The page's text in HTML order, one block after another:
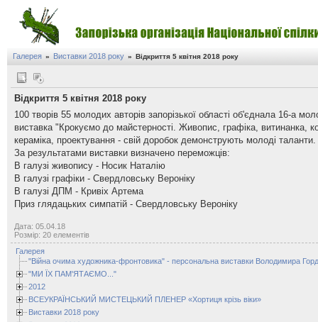
Галерея » Виставки 2018 року » Відкриття 5 квітня 2018 року
Відкриття 5 квітня 2018 року
100 творів 55 молодих авторів запорізької області об'єднала 16-а
виставка "Крокуємо до майстерності. Живопис, графіка, витинанка,
кераміка, проектування - свій доробок демонструють молоді таланти.
За результатами виставки визначено переможців:
В галузі живопису - Носик Наталію
В галузі графіки - Свердловську Вероніку
В галузі ДПМ - Кривіх Артема
Приз глядацьких симпатій - Свердловську Вероніку
Дата: 05.04.18
Розмір: 20 елементів
Галерея
"Війна очима художника-фронтовика" - персональна виставки Володимира
"МИ ЇХ ПАМ'ЯТАЄМО..."
2012
ВСЕУКРАЇНСЬКИЙ МИСТЕЦЬКИЙ ПЛЕНЕР «Хортиця крізь віки»
Виставки 2018 року